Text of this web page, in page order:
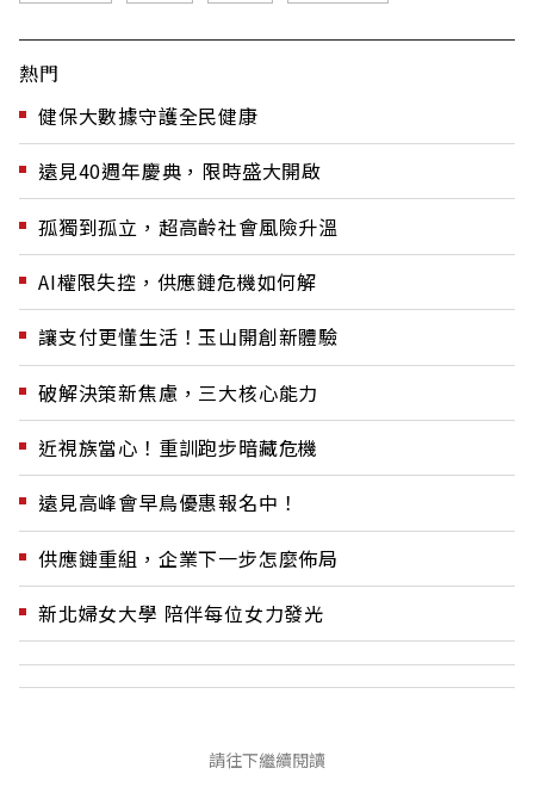
熱門
健保大數據守護全民健康
遠見40週年慶典，限時盛大開啟
孤獨到孤立，超高齡社會風險升溫
AI權限失控，供應鏈危機如何解
讓支付更懂生活！玉山開創新體驗
破解決策新焦慮，三大核心能力
近視族當心！重訓跑步暗藏危機
遠見高峰會早鳥優惠報名中！
供應鏈重組，企業下一步怎麼佈局
新北婦女大學 陪伴每位女力發光
請往下繼續閱讀